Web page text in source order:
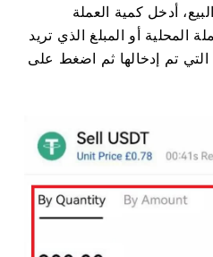
أدخل كمية العملة
المحلية أو المبلغ الذي تريد
تم إدخالها ثم اضغط على